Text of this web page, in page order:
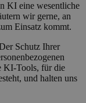
KI eine wesentliche
wir gerne, an
Einsatz kommt.
Schutz Ihrer
KI-Tools, für die
und halten uns